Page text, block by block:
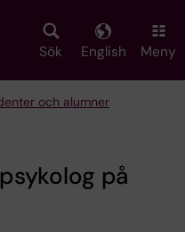
Sök English Meny
och alumner
på